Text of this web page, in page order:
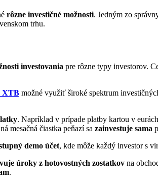
rôzne investičné možnosti. Jedným zo
trhu.
investovania pre rôzne typy investorov.
XTB možné využiť široké spektrum
. Napríklad v prípade platby kartou v
mesačná čiastka peňazí sa zainvestuje sama
demo účet, kde môže každý investor s
úroky z hotovostných zostatkov na
.